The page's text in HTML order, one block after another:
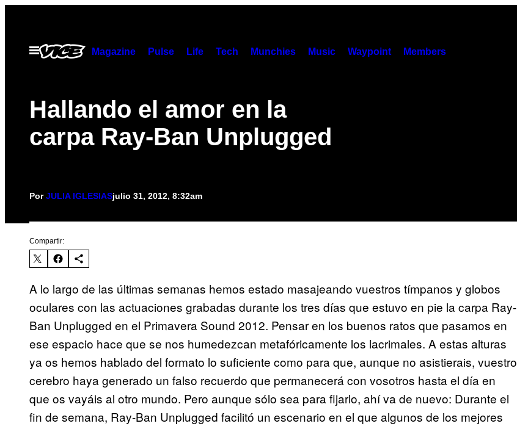
contenido
Abrir
Menú
Magazine Pulse Life Tech Munchies Music Waypoint Members
Hallando el amor en la
carpa Ray-Ban Unplugged
PorJULIA IGLESIASjulio 31, 2012, 8:32am
Compartir:
A lo largo de las últimas semanas hemos estado masajeando vuestros tímpanos y globos
oculares con las actuaciones grabadas durante los tres días que estuvo en pie la carpa Ray-
Ban Unplugged en el Primavera Sound 2012. Pensar en los buenos ratos que pasamos en
ese espacio hace que se nos humedezcan metafóricamente los lacrimales. A estas alturas
ya os hemos hablado del formato lo suficiente como para que, aunque no asistierais, vuestro
cerebro haya generado un falso recuerdo que permanecerá con vosotros hasta el día en
que os vayáis al otro mundo. Pero aunque sólo sea para fijarlo, ahí va de nuevo: Durante el
fin de semana, Ray-Ban Unplugged facilitó un escenario en el que algunos de los mejores